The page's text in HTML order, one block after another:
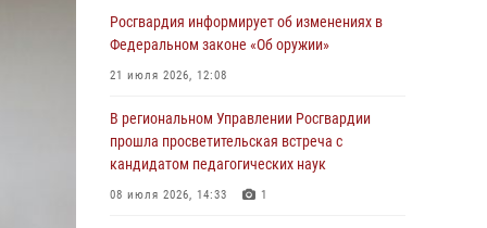
Генерал-полковник Юрий Аверин выступил на
смыслов»
03 августа 2026, 17:21
21 единицу оружия изъяли Псковские
Росгвардия информирует об изменениях в
Федеральном законе «Об оружии»
21 июля 2026, 12:08
В региональном Управлении Росгвардии
прошла просветительская встреча с
кандидатом педагогических наук
08 июля 2026, 14:33 1